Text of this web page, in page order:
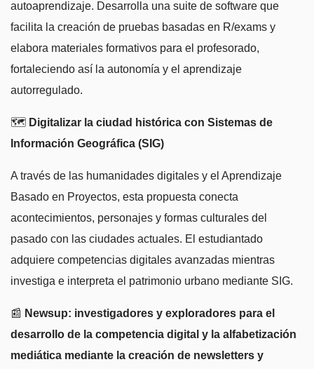
autoaprendizaje. Desarrolla una suite de software que
facilita la creación de pruebas basadas en R/exams y
elabora materiales formativos para el profesorado,
fortaleciendo así la autonomía y el aprendizaje
autorregulado.
🗺️ Digitalizar la ciudad histórica con Sistemas de
Información Geográfica (SIG)
A través de las humanidades digitales y el Aprendizaje
Basado en Proyectos, esta propuesta conecta
acontecimientos, personajes y formas culturales del
pasado con las ciudades actuales. El estudiantado
adquiere competencias digitales avanzadas mientras
investiga e interpreta el patrimonio urbano mediante SIG.
📰 Newsup: investigadores y exploradores para el
desarrollo de la competencia digital y la alfabetización
mediática mediante la creación de newsletters y